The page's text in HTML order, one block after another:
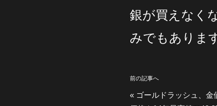
銀が買えなく
みでもありま
前の記事へ
« ゴールドラッシュ、